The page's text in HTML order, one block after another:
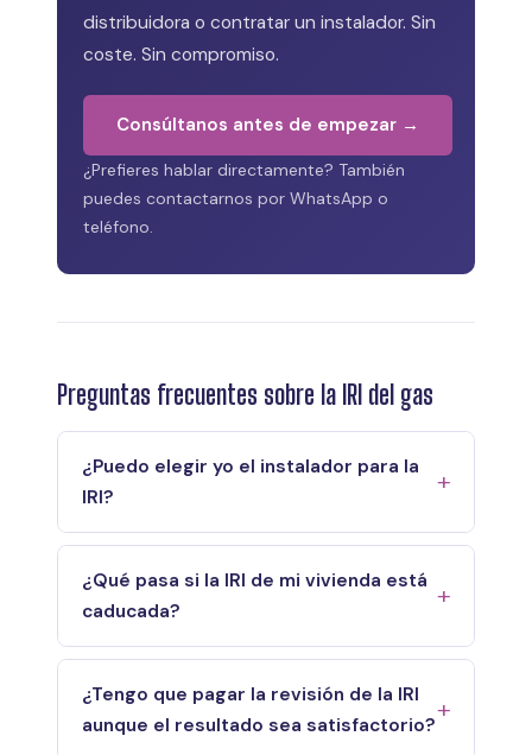
distribuidora o contratar un instalador. Sin
coste. Sin compromiso.
Consúltanos antes de empezar →
¿Prefieres hablar directamente? También
puedes contactarnos por WhatsApp o
teléfono.
Preguntas frecuentes sobre la IRI del gas
¿Puedo elegir yo el instalador para la
IRI?
¿Qué pasa si la IRI de mi vivienda está
caducada?
¿Tengo que pagar la revisión de la IRI
aunque el resultado sea satisfactorio?